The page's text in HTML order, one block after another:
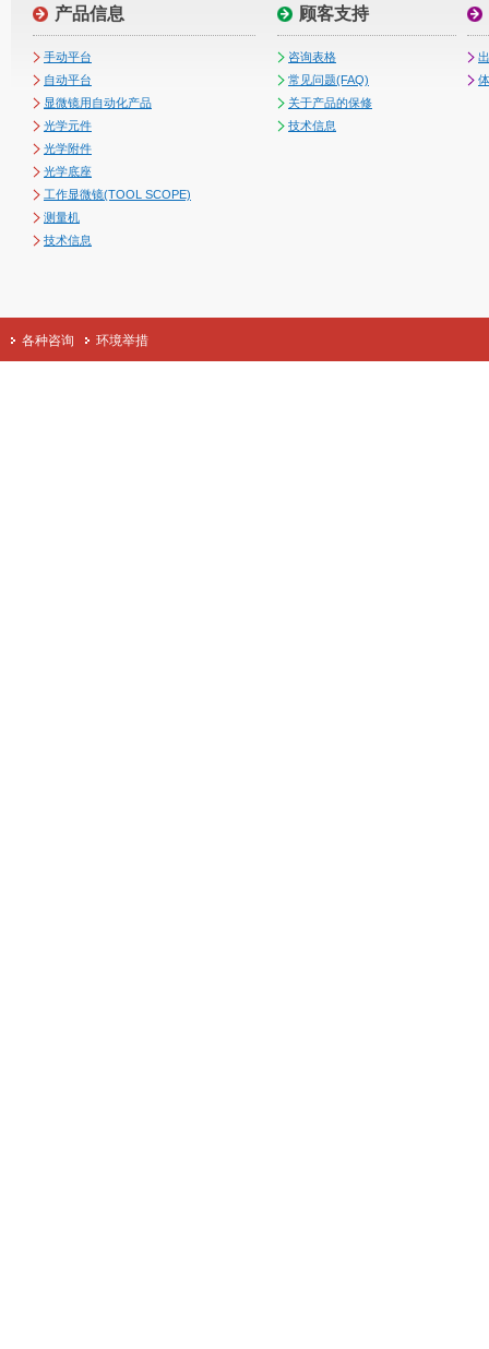
产品信息
手动平台
自动平台
显微镜用自动化产品
光学元件
光学附件
光学底座
工作显微镜(TOOL SCOPE)
测量机
技术信息
顾客支持
咨询表格
常见问题(FAQ)
关于产品的保修
技术信息
各种咨询 环境举措